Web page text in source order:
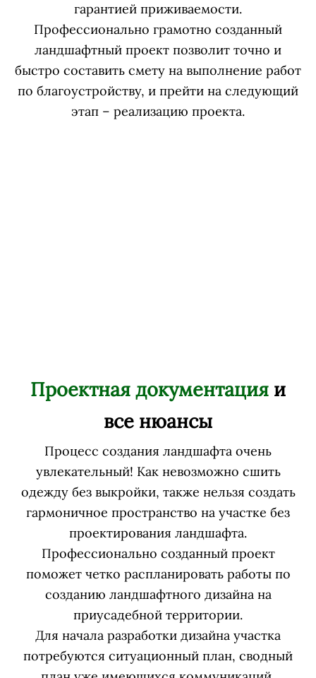
гарантией приживаемости.
Профессионально грамотно созданный
ландшафтный проект позволит точно и
быстро составить смету на выполнение работ
по благоустройству, и прейти на следующий
этап – реализацию проекта.
Проектная документация и
все нюансы
Процесс создания ландшафта очень
увлекательный! Как невозможно сшить
одежду без выкройки, также нельзя создать
гармоничное пространство на участке без
проектирования ландшафта.
Профессионально созданный проект
поможет четко распланировать работы по
созданию ландшафтного дизайна на
приусадебной территории.
Для начала разработки дизайна участка
потребуются ситуационный план, сводный